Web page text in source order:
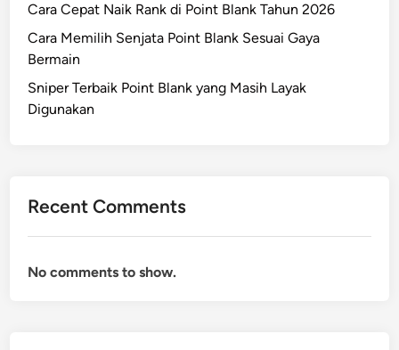
Cara Cepat Naik Rank di Point Blank Tahun 2026
Cara Memilih Senjata Point Blank Sesuai Gaya
Bermain
Sniper Terbaik Point Blank yang Masih Layak
Digunakan
Recent Comments
No comments to show.